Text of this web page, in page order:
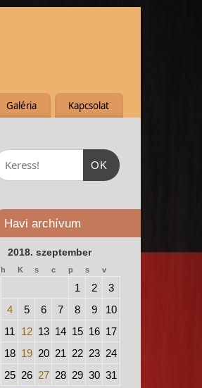
Galéria Kapcsolat
OK
Havi archívum
2018. szeptember
h K s c p s v
1 2
3
4
5 6 7 8 9
10
11
12 13 14 15 16 17
18 19 20 21 22 23 24
25 26 27 28 29 30 31